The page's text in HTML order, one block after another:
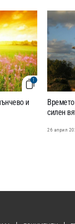
1
и
силен
26 април